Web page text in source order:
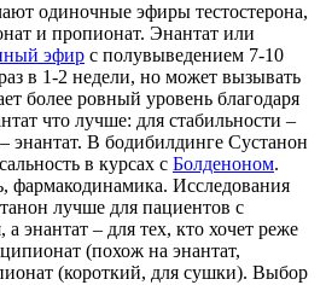
одиночные эфиры тестостерона,
и пропионат. Энантат или
эфир с полувыведением 7-10
в 1-2 недели, но может вызывать
более ровный уровень благодаря
что лучше: для стабильности –
энантат. В бодибилдинге Сустанон
в курсах с Болденоном.
фармакодинамика. Исследования
лучше для пациентов с
энантат – для тех, кто хочет реже
(похож на энантат,
(короткий, для сушки). Выбор